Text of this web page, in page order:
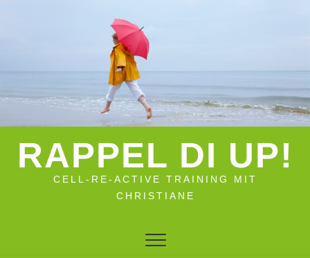
RAPPEL DI UP!
CELL-RE-ACTIVE TRAINING MIT
CHRISTIANE